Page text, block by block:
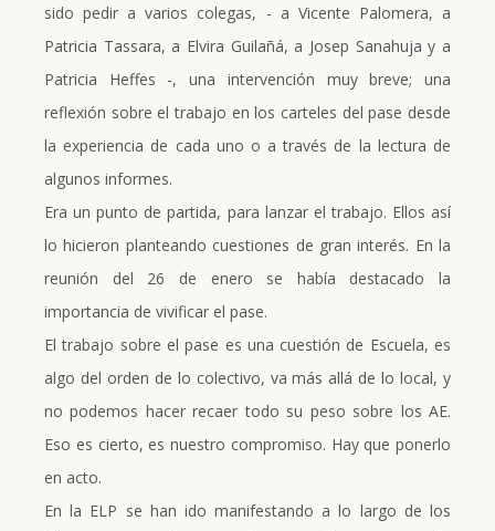
sido pedir a varios colegas, - a Vicente Palomera, a
Patricia Tassara, a Elvira Guilañá, a Josep Sanahuja y a
Patricia Heffes -, una intervención muy breve; una
reflexión sobre el trabajo en los carteles del pase desde
la experiencia de cada uno o a través de la lectura de
algunos informes.
Era un punto de partida, para lanzar el trabajo. Ellos así
lo hicieron planteando cuestiones de gran interés. En la
reunión del 26 de enero se había destacado la
importancia de vivificar el pase.
El trabajo sobre el pase es una cuestión de Escuela, es
algo del orden de lo colectivo, va más allá de lo local, y
no podemos hacer recaer todo su peso sobre los AE.
Eso es cierto, es nuestro compromiso. Hay que ponerlo
en acto.
En la ELP se han ido manifestando a lo largo de los